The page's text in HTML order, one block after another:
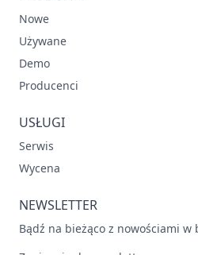
Nowe
Używane
Demo
Producenci
USŁUGI
Serwis
Wycena
NEWSLETTER
Bądź na bieżąco z nowościami